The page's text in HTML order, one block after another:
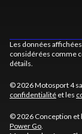
Les données
considérées comme
détails.
© 2026 Motosport 4
confidentialité et les
© 2026 Conception et
Power Go